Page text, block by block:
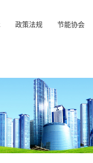
政策法规 节能协会